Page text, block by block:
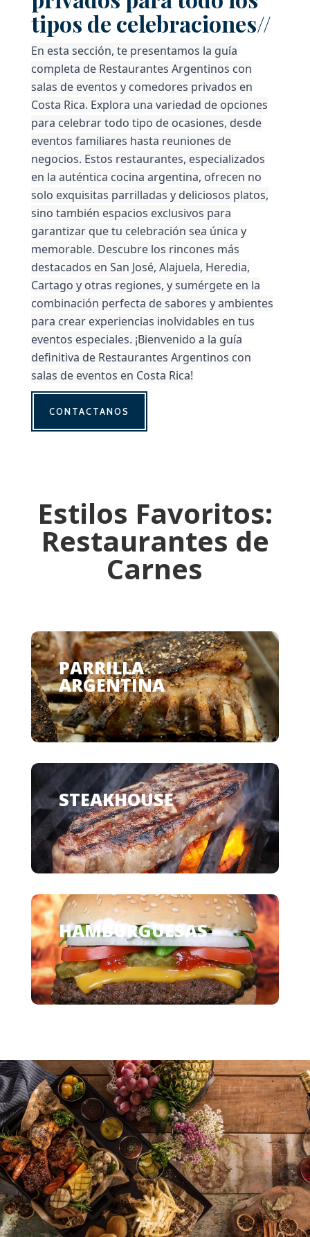
tipos de celebraciones//
En esta sección, te presentamos la guía
completa de Restaurantes Argentinos con
salas de eventos y comedores privados en
Costa Rica. Explora una variedad de opciones
para celebrar todo tipo de ocasiones, desde
eventos familiares hasta reuniones de
negocios. Estos restaurantes, especializados
en la auténtica cocina argentina, ofrecen no
solo exquisitas parrilladas y deliciosos platos,
sino también espacios exclusivos para
garantizar que tu celebración sea única y
memorable. Descubre los rincones más
destacados en San José, Alajuela, Heredia,
Cartago y otras regiones, y sumérgete en la
combinación perfecta de sabores y ambientes
para crear experiencias inolvidables en tus
eventos especiales. ¡Bienvenido a la guía
definitiva de Restaurantes Argentinos con
salas de eventos en Costa Rica!
CONTACTANOS
Estilos Favoritos:
Restaurantes de
Carnes
PARRILLA
ARGENTINA
STEAKHOUSE
HAMBURGUESAS